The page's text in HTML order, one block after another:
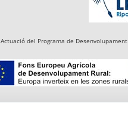
Actuació del Programa de